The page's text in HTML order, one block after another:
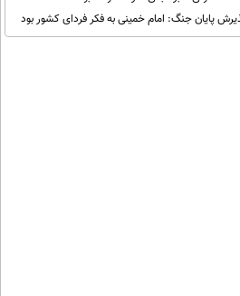
پایان جنگ: امام خمینی به فکر فردای کشور بود